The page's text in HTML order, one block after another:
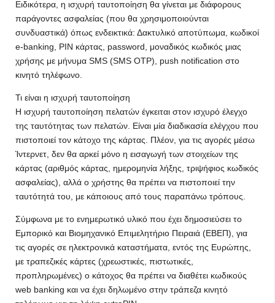
Ειδικότερα, η ισχυρή ταυτοποίηση θα γίνεται με διάφορους
παράγοντες ασφαλείας (που θα χρησιμοποιούνται
συνδυαστικά) όπως ενδεικτικά: Δακτυλικό αποτύπωμα, κωδικοί
e-banking, PIN κάρτας, password, μοναδικός κωδικός μιας
χρήσης με μήνυμα SMS (SMS OTP), push notification στο
κινητό τηλέφωνο.
Τι είναι η ισχυρή ταυτοποίηση
Η ισχυρή ταυτοποίηση πελατών έγκειται στον ισχυρό έλεγχο
της ταυτότητας των πελατών. Είναι μία διαδικασία ελέγχου που
πιστοποιεί τον κάτοχο της κάρτας. Πλέον, για τις αγορές μέσω
Ίντερνετ, δεν θα αρκεί μόνο η εισαγωγή των στοιχείων της
κάρτας (αριθμός κάρτας, ημερομηνία λήξης, τριψήφιος κωδικός
ασφαλείας), αλλά ο χρήστης θα πρέπει να πιστοποιεί την
ταυτότητά του, με κάποιους από τους παραπάνω τρόπους.
Σύμφωνα με το ενημερωτικό υλικό που έχει δημοσιεύσει το
Εμπορικό και Βιομηχανικό Επιμελητήριο Πειραιά (ΕΒΕΠ), για
τις αγορές σε ηλεκτρονικά καταστήματα, εντός της Ευρώπης,
με τραπεζικές κάρτες (χρεωστικές, πιστωτικές,
προπληρωμένες) ο κάτοχος θα πρέπει να διαθέτει κωδικούς
web banking και να έχει δηλωμένο στην τράπεζα κινητό